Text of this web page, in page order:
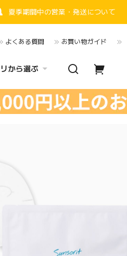
夏季期間中の営業・発送について
よくある質問 お買い物ガイド
から選ぶ